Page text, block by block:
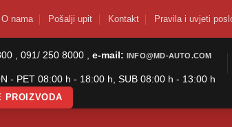
O nama Pošalji upit Kontakt Pravila i uvjeti
, 091/ 250 8000 , e-mail: INFO@MD-AUTO.COM
- PET 08:00 h - 18:00 h, SUB 08:00 h - 13:00 h
PROIZVODA